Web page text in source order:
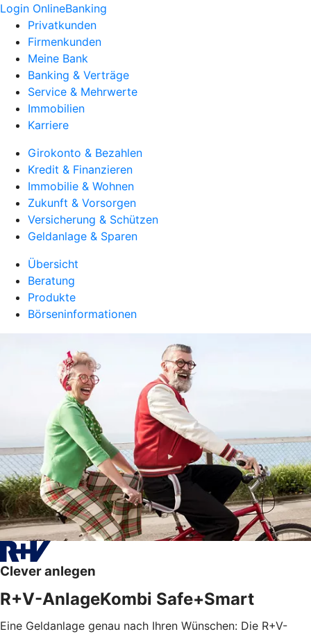
Login OnlineBanking
Privatkunden
Firmenkunden
Meine Bank
Banking & Verträge
Service & Mehrwerte
Immobilien
Karriere
Girokonto & Bezahlen
Kredit & Finanzieren
Immobilie & Wohnen
Zukunft & Vorsorgen
Versicherung & Schützen
Geldanlage & Sparen
Übersicht
Beratung
Produkte
Börseninformationen
Clever anlegen
R+V-AnlageKombi Safe+Smart
Eine Geldanlage genau nach Ihren Wünschen: Die R+V-